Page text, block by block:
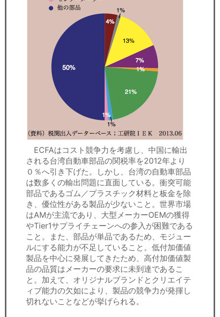
ECFAはコスト競争力を考慮し、中国に輸出
される台湾自動車部品の関税率を2012年より
０％へ引き下げた。しかし、台湾の自動車部品
は数多くの輸出問題に直面している。衝突可能
部品であるゴム／プラスチック材料と板金を除
き、優位性がある製品が少ないこと。世界市場
はAMが主流であり、大型メーカーOEMの獲得
やTier1サプライチェーンへの参入が困難である
こと。また、部品が単品であるため、モジュー
ルにする能力が不足していること。低付加価値
製品を中心に発展してきたため、高付加価値製
品の品質はメーカーの要求に未到達であるこ
と。加えて、オリジナルブランドとクリエイテ
ィブ能力の欠如により、製品の競争力が発揮し
切れないことなどが挙げられる。